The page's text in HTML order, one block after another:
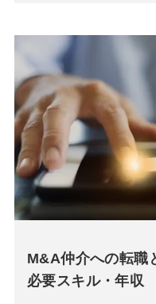
M&A仲介への転職
必要スキル・年収